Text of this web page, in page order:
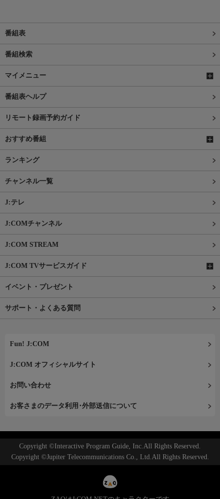
番組表
番組検索
マイメニュー
番組表ヘルプ
リモート録画予約ガイド
おすすめ番組
ランキング
チャンネル一覧
J:テレ
J:COMチャンネル
J:COM STREAM
J:COM TVサービスガイド
イベント・プレゼント
サポート・よくある質問
Fun! J:COM
J:COM オフィシャルサイト
お問い合わせ
お客さまのデータ利用･外部送信について
Copyright ©Interactive Program Guide, Inc.All Rights Reserved.
Copyright ©Jupiter Telecommunications Co., Ltd.All Rights Reserved.